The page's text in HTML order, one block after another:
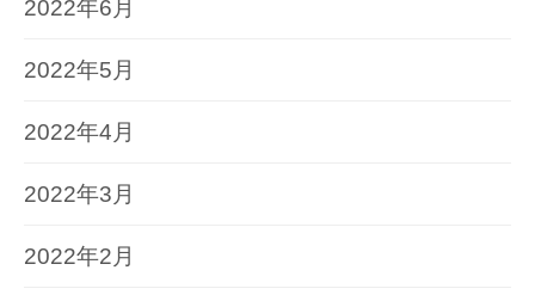
2022年6月
2022年5月
2022年4月
2022年3月
2022年2月